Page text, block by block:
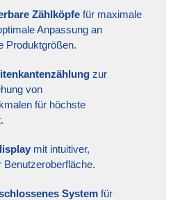
Zählköpfefür maximale
Anpassung an
Produktgrößen.
zur
von
für höchste
mit intuitiver,
Benutzeroberfläche.
Systemfür